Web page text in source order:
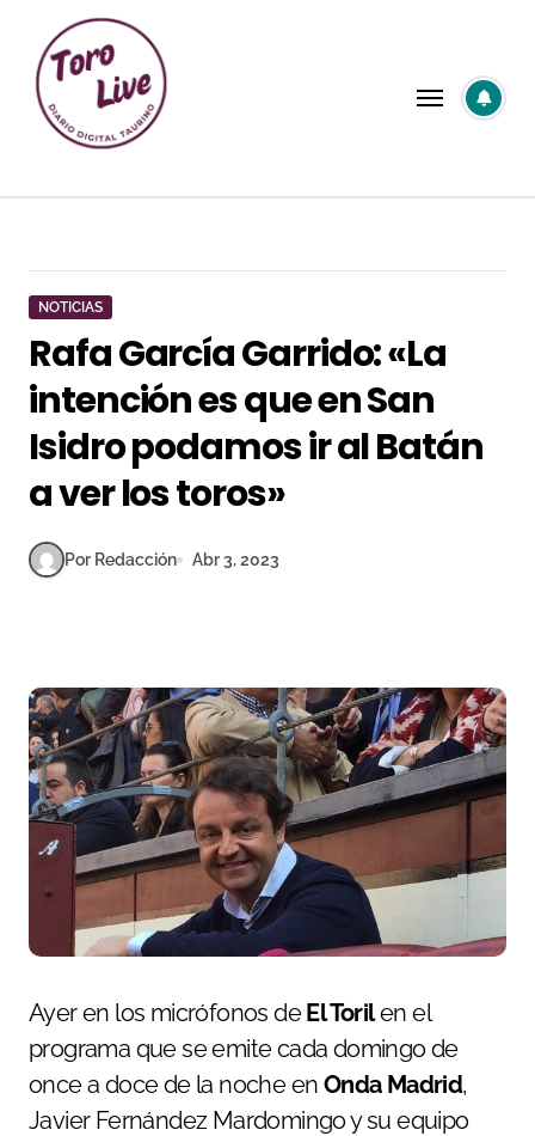
contenido
NOTICIAS
Rafa García Garrido: «La
intención es que en San
Isidro podamos ir al Batán
a ver los toros»
Por Redacción Abr 3, 2023
Ayer en los micrófonos deEl Torilen el
programa que se emite cada domingo de
once a doce de la noche en Onda Madrid,
Javier Fernández Mardomingo y su equipo